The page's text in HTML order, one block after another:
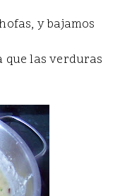
y bajamos
que las verduras